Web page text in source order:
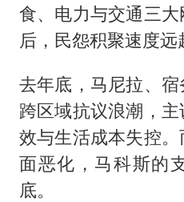
食、电力与交通三
后，民怨积聚速度远
去年底，马尼拉、
跨区域抗议浪潮，
效与生活成本失控
面恶化，马科斯的
底。